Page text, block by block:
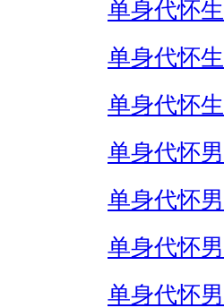
单身代怀
单身代怀
单身代怀
单身代怀
单身代怀
单身代怀
单身代怀